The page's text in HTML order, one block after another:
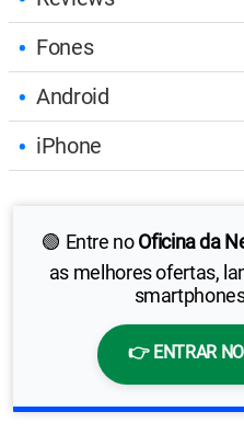
Fones
Android
iPhone
🟢 Entre noOficina da
as melhores ofertas,
👉 ENTRAR